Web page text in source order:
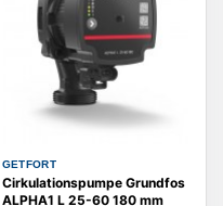
GETFORT
Cirkulationspumpe Grundfos
ALPHA1 L 25-60 180 mm